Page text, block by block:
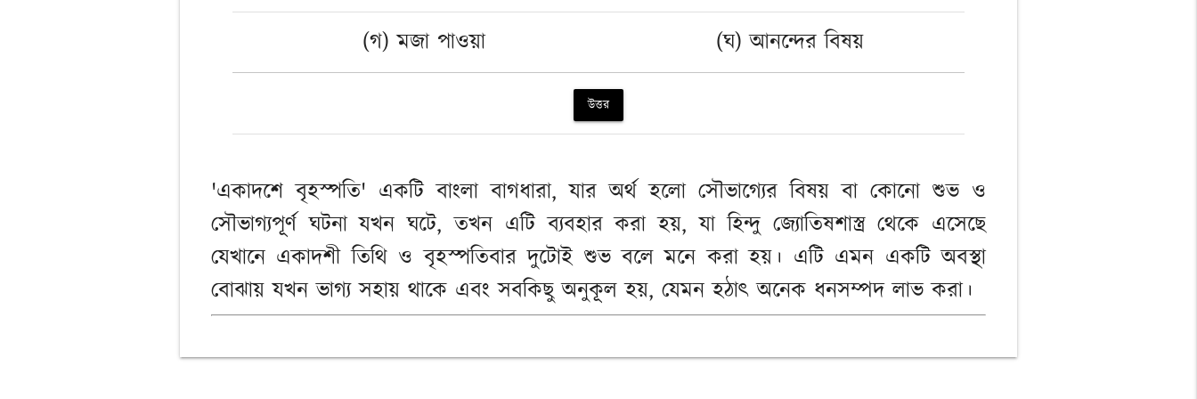
(গ) মজা পাওয়া
(ঘ) আনন্দের বিষয়
উত্তর
'একাদশে বৃহস্পতি' একটি বাংলা বাগধারা, যার অর্থ হলো সৌভাগ্যের বিষয় বা কোনো শুভ ও
সৌভাগ্যপূর্ণ ঘটনা যখন ঘটে, তখন এটি ব্যবহার করা হয়, যা হিন্দু জ্যোতিষশাস্ত্র থেকে এসেছে
যেখানে একাদশী তিথি ও বৃহস্পতিবার দুটোই শুভ বলে মনে করা হয়। এটি এমন একটি অবস্থা
বোঝায় যখন ভাগ্য সহায় থাকে এবং সবকিছু অনুকূল হয়, যেমন হঠাৎ অনেক ধনসম্পদ লাভ করা।